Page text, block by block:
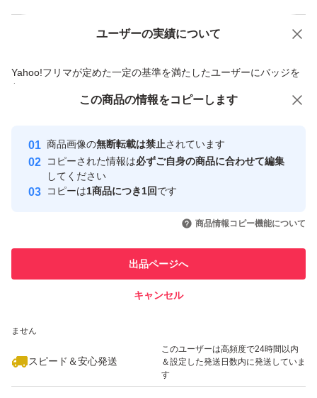
ユーザーの実績について
Yahoo!フリマが定めた一定の基準を満たしたユーザーにバッジを
付与しています
安心取引出品者
心・安全なユーザーです
取引実績
引を完了させた実績があります
での取引実績があります
ません
スピード＆安心発送
このユーザーは高頻度で24時間以内
＆設定した発送日数内に発送していま
す
価格の相談 商品への質問
この商品の情報をコピーします
商品画像の無断転載は禁止されています
コピーされた情報は必ずご自身の商品に合わせて編集
してください
コピーは1商品につき1回です
商品情報コピー機能について
出品ページへ
キャンセル
この商品をみている人にオススメ